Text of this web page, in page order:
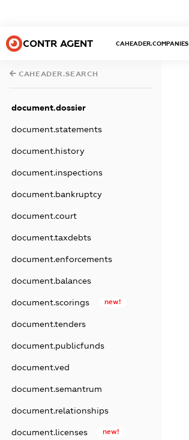
CONTR AGENT CAHEADER.COMPANIES
CAHEADER.SEARCH
document.dossier
document.statements
document.history
document.inspections
document.bankruptcy
document.court
document.taxdebts
document.enforcements
document.balances
document.scorings new!
document.tenders
document.publicfunds
document.ved
document.semantrum
document.relationships
document.licenses new!